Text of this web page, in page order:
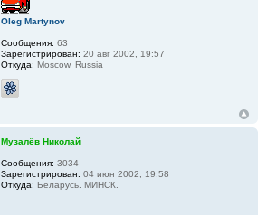
Oleg Martynov
Сообщения: 63
Зарегистрирован: 20 авг 2002, 19:57
Откуда: Moscow, Russia
Музалёв Николай
Сообщения: 3034
Зарегистрирован: 04 июн 2002, 19:58
Откуда: Беларусь. МИНСК.